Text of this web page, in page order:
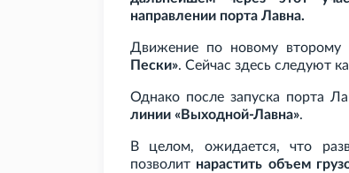
направлении порта Лавна.
Движение по новому второму
Пески». Сейчас здесь следуют
Однако после запуска порта
линии «Выходной-Лавна».
В целом, ожидается, что
позволит нарастить объем